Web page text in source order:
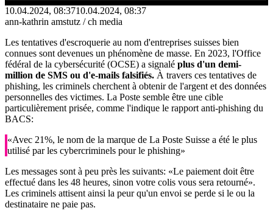
10.04.2024, 08:3710.04.2024, 08:37
ann-kathrin amstutz / ch media
Les tentatives d'escroquerie au nom d'entreprises suisses bien
connues sont devenues un phénomène de masse. En 2023, l'Office
fédéral de la cybersécurité (OCSE) a signalé plus d'un demi-
million de SMS ou d'e-mails falsifiés. À travers ces tentatives de
phishing, les criminels cherchent à obtenir de l'argent et des données
personnelles des victimes. La Poste semble être une cible
particulièrement prisée, comme l'indique le rapport anti-phishing du
BACS:
«Avec 21%, le nom de la marque de La Poste Suisse a été le plus
utilisé par les cybercriminels pour le phishing»
Les messages sont à peu près les suivants: «Le paiement doit être
effectué dans les 48 heures, sinon votre colis vous sera retourné».
Les criminels attisent ainsi la peur qu'un envoi se perde si le ou la
destinataire ne paie pas.